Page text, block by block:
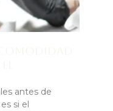
antes de
si el